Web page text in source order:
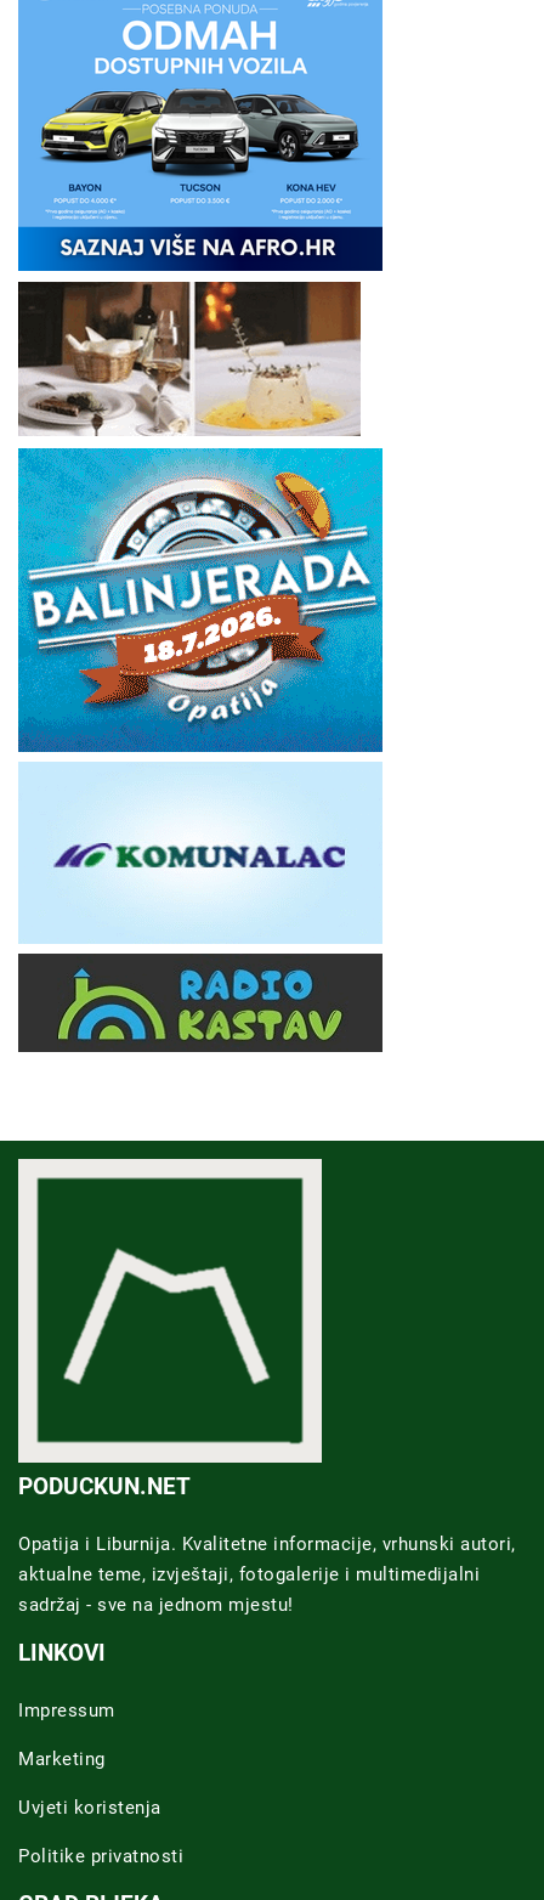
PODUCKUN.NET
Opatija i Liburnija. Kvalitetne informacije, vrhunski autori,
aktualne teme, izvještaji, fotogalerije i multimedijalni
sadržaj - sve na jednom mjestu!
LINKOVI
Impressum
Marketing
Uvjeti koristenja
Politike privatnosti